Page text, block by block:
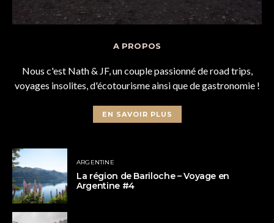
A PROPOS
Nous c'est Nath & JF, un couple passionné de road trips,
voyages insolites, d'écotourisme ainsi que de gastronomie !
EN SAVOIR PLUS
ARGENTINE
La région de Bariloche – Voyage en
Argentine #4